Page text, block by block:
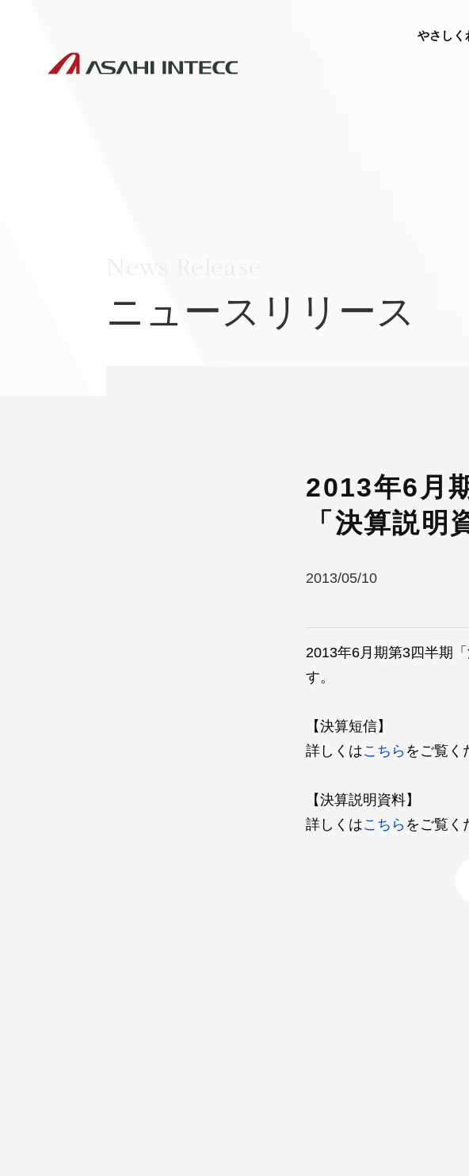
やさしく
ニュースリリース
2013年6月
「決算説明
2013/05/10
2013年6月期第3四半期
す。
【決算短信】
詳しくはこちら をご覧く
【決算説明資料】
詳しくはこちら をご覧く